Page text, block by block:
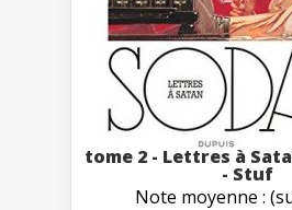
tome 2 - Lettres à
- Stuf
Note moyenne :